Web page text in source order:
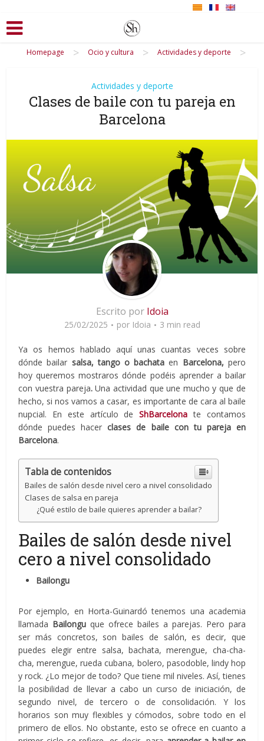
Homepage > Ocio y cultura > Actividades y deporte >
Actividades y deporte
Clases de baile con tu pareja en
Barcelona
Escrito por Idoia
25/02/2025 por Idoia 3 min read
Ya os hemos hablado aquí unas cuantas veces sobre
dónde bailar salsa, tango o bachata en Barcelona, pero
hoy queremos mostraros dónde podéis aprender a bailar
con vuestra pareja.Una actividad que une mucho y que de
hecho, si nos vamos a casar, es importante de cara al baile
nupcial. En este artículo deShBarcelona te contamos
dónde puedes hacerclases de baile con tu pareja en
Barcelona.
Tabla de contenidos
Bailes de salón desde nivel cero a nivel consolidado
Clases de salsa en pareja
¿Qué estilo de baile quieres aprender a bailar?
Bailes de salón desde nivel
cero a nivel consolidado
Bailongu
Por ejemplo, en Horta-Guinardó tenemos una academia
llamada Bailongu que ofrece bailes a parejas. Pero para
ser más concretos, son bailes de salón, es decir, que
puedes elegir entre salsa, bachata, merengue, cha-cha-
cha, merengue, rueda cubana, bolero, pasodoble, lindy hop
y rock. ¿Lo mejor de todo? Que tiene mil niveles. Así, tienes
la posibilidad de llevar a cabo un curso de iniciación, de
segundo nivel, de tercero o de consolidación. Y los
horarios son muy flexibles y cómodos, sobre todo en el
primero de ellos. No obstante, esto se ofrece en cuanto a